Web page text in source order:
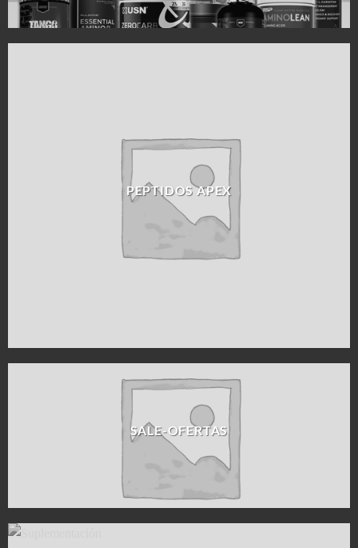
PEPTIDOS APEX
SALE-OFERTAS